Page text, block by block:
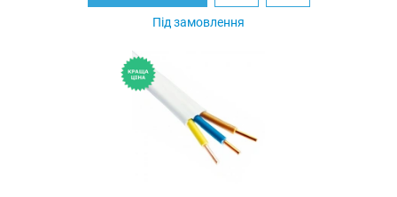
Під замовлення